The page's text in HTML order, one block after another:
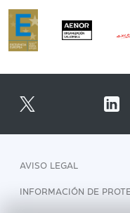
AVISO LEGAL
INFORMACIÓN DE